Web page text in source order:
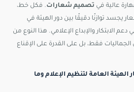
عالية في تصميم شعارات. فكل خط،
يجسد توازنًا دقيقًا بين دور الهيئة في
الابتكار والإبداع الإعلامي. هذا النوع من
الجماليات فقط، بل على القدرة على الإقناع
العامة لتنظيم الإعلام وما